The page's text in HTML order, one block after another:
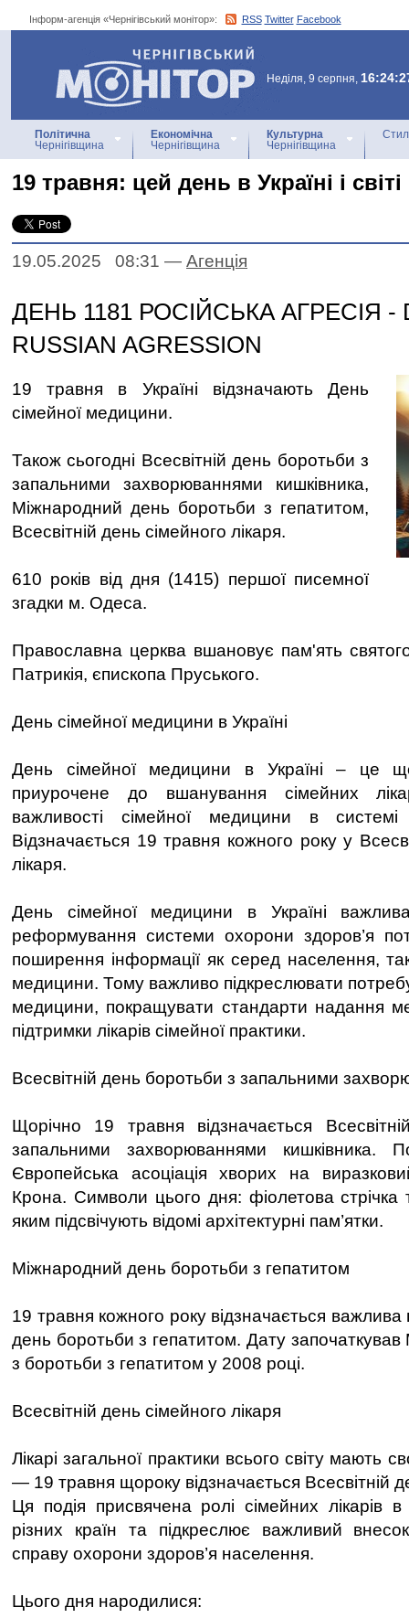
Інформ-агенція «Чернігівський монітор»: RSS Twitter Facebook
Інформ-агенція
«Чернігівський монітор»
Неділя, 9 серпня,
Політична
Чернігівщина
Економічна
Чернігівщина
Культурна
Чернігівщина
19 травня: цей день в Україні і світі
19.05.2025 08:31 — Агенцiя
ДЕНЬ 1181 РОСІЙСЬКА АГРЕСІЯ -
RUSSIAN AGRESSION
19 травня в Україні відзначають День
сімейної медицини.
Також сьогодні Всесвітній день боротьби з
запальними захворюваннями кишківника,
Міжнародний день боротьби з гепатитом,
Всесвітній день сімейного лікаря.
610 років від дня (1415) першої писемної
згадки м. Одеса.
Православна церква вшановує пам'ять
Патрикія, єпископа Пруського.
День сімейної медицини в Україні
День сімейної медицини в Україні – це
приурочене до вшанування сімейних
важливості сімейної медицини в системі
Відзначається 19 травня кожного року у
лікаря.
День сімейної медицини в Україні
реформування системи охорони здоров’я
поширення інформації як серед населення,
медицини. Тому важливо підкреслювати
медицини, покращувати стандарти надання
підтримки лікарів сімейної практики.
Всесвітній день боротьби з запальними
Щорічно 19 травня відзначається
запальними захворюваннями кишківника.
Європейська асоціація хворих на
Крона. Символи цього дня: фіолетова стрічка
яким підсвічують відомі архітектурні пам’ятки.
Міжнародний день боротьби з гепатитом
19 травня кожного року відзначається
день боротьби з гепатитом. Дату
з боротьби з гепатитом у 2008 році.
Всесвітній день сімейного лікаря
Лікарі загальної практики всього світу мають
— 19 травня щороку відзначається Всесвітній
Ця подія присвячена ролі сімейних лікарів
різних країн та підкреслює важливий
справу охорони здоров’я населення.
Цього дня народилися: